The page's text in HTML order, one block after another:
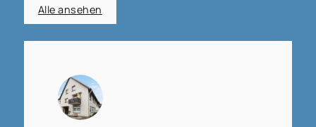
Alle ansehen